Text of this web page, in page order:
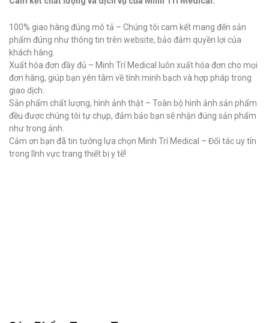
100% giao hàng đúng mô tả – Chúng tôi cam kết mang đến sản
phẩm đúng như thông tin trên website, bảo đảm quyền lợi của
khách hàng.
Xuất hóa đơn đầy đủ – Minh Trí Medical luôn xuất hóa đơn cho mọi
đơn hàng, giúp bạn yên tâm về tính minh bạch và hợp pháp trong
giao dịch.
Sản phẩm chất lượng, hình ảnh thật – Toàn bộ hình ảnh sản phẩm
đều được chúng tôi tự chụp, đảm bảo bạn sẽ nhận đúng sản phẩm
như trong ảnh.
Cảm ơn bạn đã tin tưởng lựa chọn Minh Trí Medical – Đối tác uy tín
trong lĩnh vực trang thiết bị y tế!